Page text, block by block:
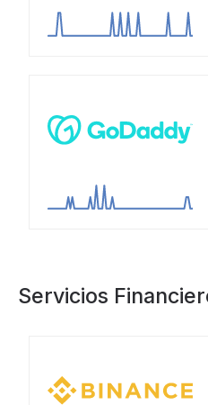
Servicios